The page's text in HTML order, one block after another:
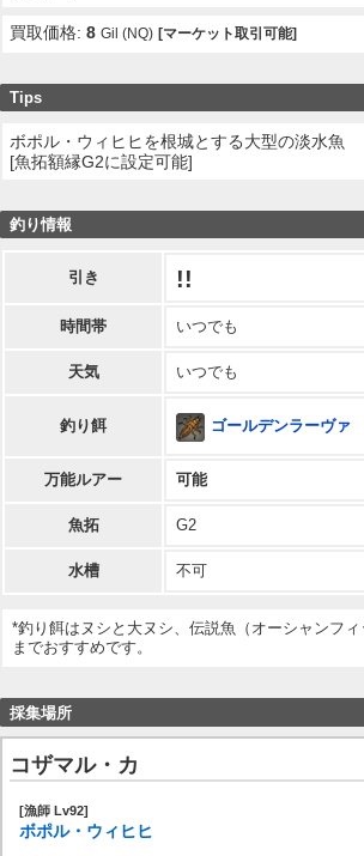
買取価格:8 Gil (NQ) [マーケット取引可能]
Tips
ボポル・ウィヒヒを根城とする大型の淡水魚
[魚拓額縁G2に設定可能]
釣り情報
引き !!
時間帯 いつでも
天気 いつでも
釣り餌 ゴールデンラーヴァ
万能ルアー 可能
魚拓 G2
水槽 不可
*釣り餌はヌシと大ヌシ、伝説魚（オーシャンフィ
までおすすめです。
採集場所
コザマル・カ
[漁師 Lv92]
ボポル・ウィヒヒ